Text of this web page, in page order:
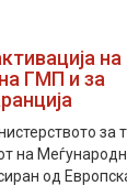
на
ГМП и за
за
на
од